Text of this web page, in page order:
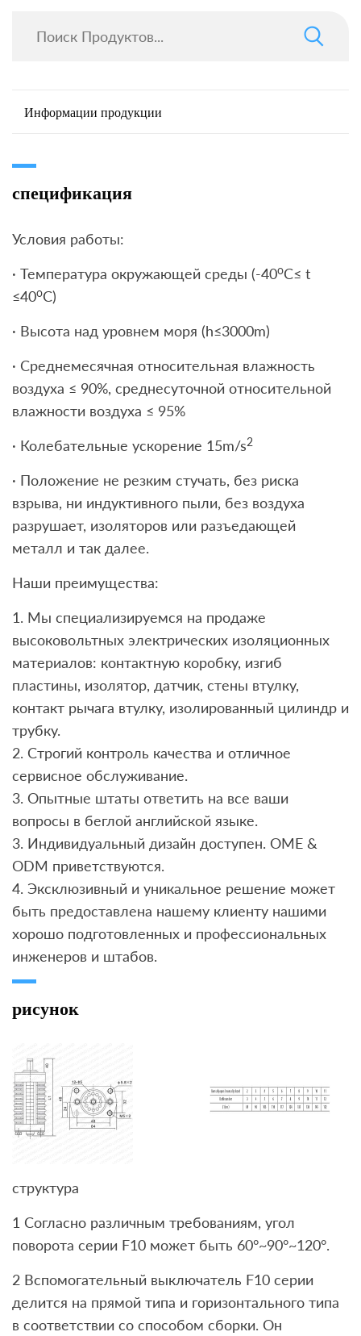
Информации продукции
спецификация
Условия работы:
· Температура окружающей среды (-40oC≤ t
≤40oC)
· Высота над уровнем моря (h≤3000m)
· Среднемесячная относительная влажность
воздуха ≤ 90%, среднесуточной относительной
влажности воздуха ≤ 95%
· Колебательные ускорение 15m/s2
· Положение не резким стучать, без риска
взрыва, ни индуктивного пыли, без воздуха
разрушает, изоляторов или разъедающей
металл и так далее.
Наши преимущества:
1. Мы специализируемся на продаже
высоковольтных электрических изоляционных
материалов: контактную коробку, изгиб
пластины, изолятор, датчик, стены втулку,
контакт рычага втулку, изолированный цилиндр и
трубку.
2. Строгий контроль качества и отличное
сервисное обслуживание.
3. Опытные штаты ответить на все ваши
вопросы в беглой английской языке.
3. Индивидуальный дизайн доступен. OME &
ODM приветствуются.
4. Эксклюзивный и уникальное решение может
быть предоставлена ​​нашему клиенту нашими
хорошо подготовленных и профессиональных
инженеров и штабов.
рисунок
структура
1 Согласно различным требованиям, угол
поворота серии F10 может быть 60°~90°~120°.
2 Вспомогательный выключатель F10 серии
делится на прямой типа и горизонтального типа
в соответствии со способом сборки. Он